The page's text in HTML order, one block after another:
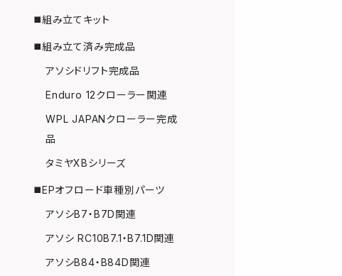
◼️組み立てキット
◼️組み立て済み完成品
アソシドリフト完成品
Enduro 12クローラー関連
WPL JAPANクローラー完成
品
タミヤXBシリーズ
◼️EPオフロード車種別パーツ
アソシB7・B7D関連
アソシ RC10B7.1・B7.1D関連
アソシB84・B84D関連